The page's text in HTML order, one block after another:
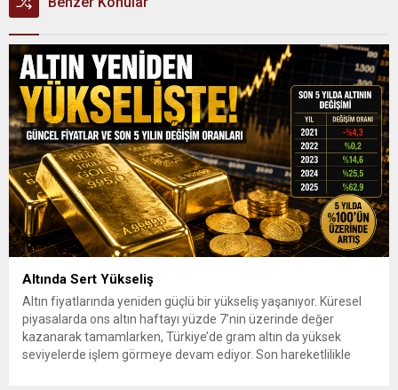
Altında Sert Yükseliş
Altın fiyatlarında yeniden güçlü bir yükseliş yaşanıyor. Küresel
piyasalarda ons altın haftayı yüzde 7’nin üzerinde değer
kazanarak tamamlarken, Türkiye’de gram altın da yüksek
seviyelerde işlem görmeye devam ediyor. Son hareketlilikle